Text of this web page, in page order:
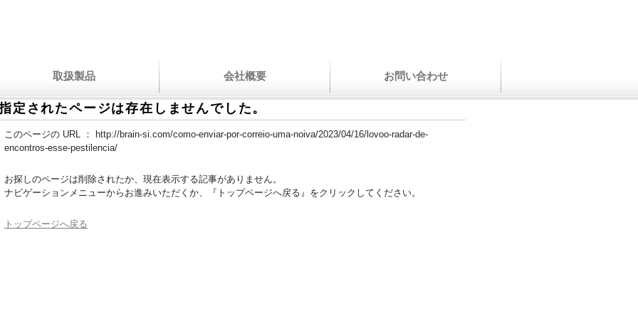
取扱製品 会社概要 お問い合わせ
定されたページは存在しませんでした。
このページの URL ：
http://brain-si.com/como-enviar-por-correio-uma-noiva/2023/04/16/lovoo-radar-de-
encontros-esse-pestilencia/
お探しのページは削除されたか、現在表示する記事がありません。
ナビゲーションメニューからお進みいただくか、『トップページへ戻る』をクリックしてください。
トップページへ戻る